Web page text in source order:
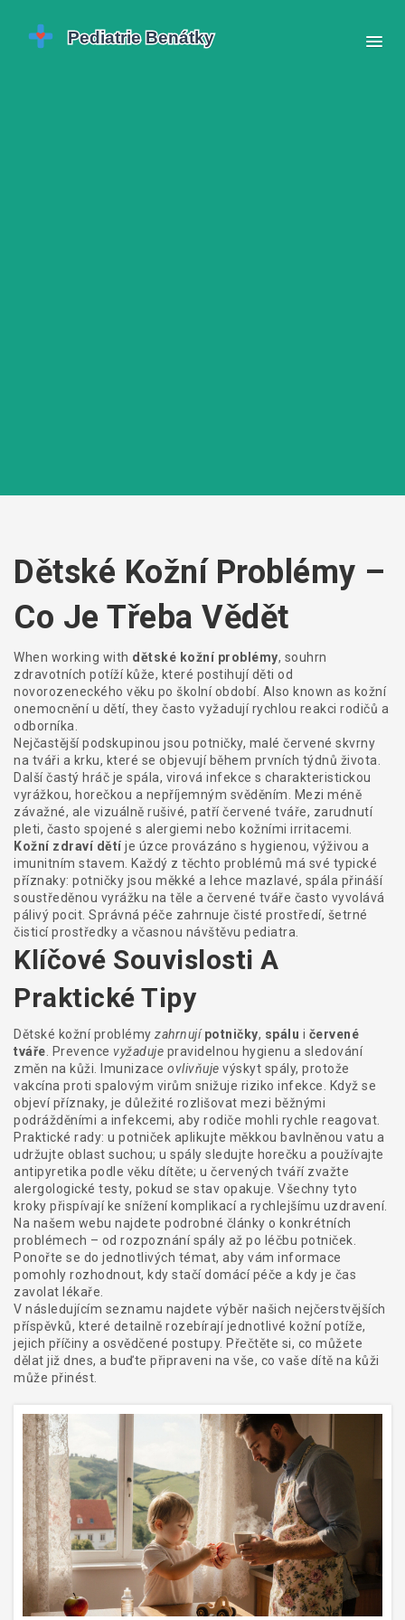
Dětské Kožní Problémy –
Co Je Třeba Vědět
When working with dětské kožní problémy, souhrn
zdravotních potíží kůže, které postihují děti od
novorozeneckého věku po školní období. Also known as kožní
onemocnění u dětí, they často vyžadují rychlou reakci rodičů a
odborníka.
Nejčastější podskupinou jsou potničky, malé červené skvrny
na tváři a krku, které se objevují během prvních týdnů života
Další častý hráč je spála, virová infekce s charakteristickou
vyrážkou, horečkou a nepříjemným svěděním . Mezi méně
závažné, ale vizuálně rušivé, patříčervené tváře, zarudnutí
pleti, často spojené s alergiemi nebo kožními irritacemi
Kožní zdraví dětí je úzce provázáno s hygienou, výživou a
imunitním stavem. Každý z těchto problémů má své typické
příznaky: potničky jsou měkké a lehce mazlavé, spála přináší
soustředěnou vyrážku na těle a červené tváře často vyvolává
pálivý pocit. Správná péče zahrnuje čisté prostředí, šetrné
čisticí prostředky a včasnou návštěvu pediatra.
Klíčové Souvislosti A
Praktické Tipy
Dětské kožní problémy zahrnují potničky, spálu i červené
tváře . Prevence vyžaduje pravidelnou hygienu a sledování
změn na kůži. Imunizace ovlivňuje výskyt spály, protože
vakcína proti spalovým virům snižuje riziko infekce. Když se
objeví příznaky, je důležité rozlišovat mezi běžnými
podrážděními a infekcemi, aby rodiče mohli rychle reagovat.
Praktické rady: u potniček aplikujte měkkou bavlněnou vatu a
udržujte oblast suchou; u spály sledujte horečku a používajte
antipyretika podle věku dítěte; u červených tváří zvažte
alergologické testy, pokud se stav opakuje. Všechny tyto
kroky přispívají ke snížení komplikací a rychlejšímu uzdravení.
Na našem webu najdete podrobné články o konkrétních
problémech – od rozpoznání spály až po léčbu potniček.
Ponořte se do jednotlivých témat, aby vám informace
pomohly rozhodnout, kdy stačí domácí péče a kdy je čas
zavolat lékaře.
V následujícím seznamu najdete výběr našich nejčerstvějších
příspěvků, které detailně rozebírají jednotlivé kožní potíže,
jejich příčiny a osvědčené postupy. Přečtěte si, co můžete
dělat již dnes, a buďte připraveni na vše, co vaše dítě na kůži
může přinést.